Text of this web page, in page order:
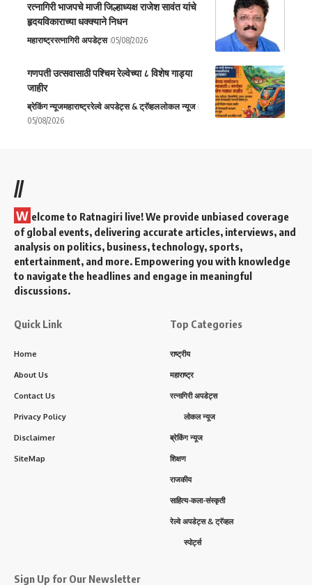
रत्नागिरी भाजपचे माजी जिल्हाध्यक्ष राजेश सावंत यांचे
हृदयविकाराच्या धक्क्याने निधन
महाराष्ट्ररत्नागिरी अपडेट्स 05/08/2026
गणपती उत्सवासाठी पश्चिम रेल्वेच्या ८ विशेष गाड्या
जाहीर
ब्रेकिंग न्यूजमहाराष्ट्ररेल्वे अपडेट्स & ट्रॅव्हललोकल न्यूज
05/08/2026
//
W elcome to Ratnagiri live! We provide unbiased coverage
of global events, delivering accurate articles, interviews, and
analysis on politics, business, technology, sports,
entertainment, and more. Empowering you with knowledge
to navigate the headlines and engage in meaningful
discussions.
Quick Link
Home
About Us
Contact Us
Privacy Policy
Disclaimer
SiteMap
Top Categories
राष्ट्रीय
महाराष्ट्र
रत्नागिरी अपडेट्स
लोकल न्यूज
ब्रेकिंग न्यूज
शिक्षण
राजकीय
साहित्य-कला-संस्कृती
रेल्वे अपडेट्स & ट्रॅव्हल
स्पोर्ट्स
Sign Up for Our Newsletter